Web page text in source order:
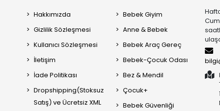
Hakkımızda
Gizlilik Sözleşmesi
Kullanıcı Sözleşmesi
İletişim
İade Politikası
Dropshipping(Stoksuz
Satış) ve Ücretsiz XML
Bebek Giyim
Anne & Bebek
Bebek Araç Gereç
Bebek-Çocuk Odası
Bez & Mendil
Çocuk+
Bebek Güvenliği